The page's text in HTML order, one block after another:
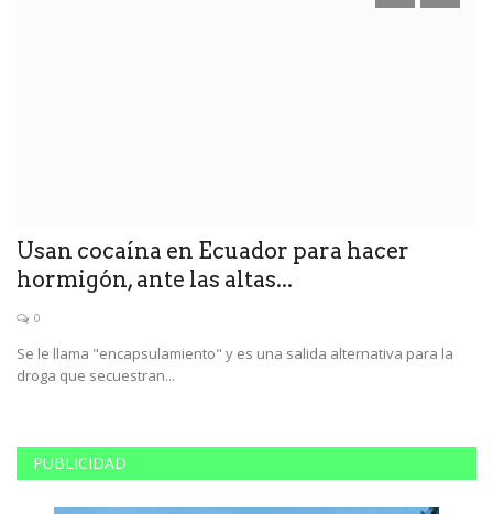
Usan cocaína en Ecuador para hacer
hormigón, ante las altas...
0
Se le llama "encapsulamiento" y es una salida alternativa para la
droga que secuestran...
PUBLICIDAD